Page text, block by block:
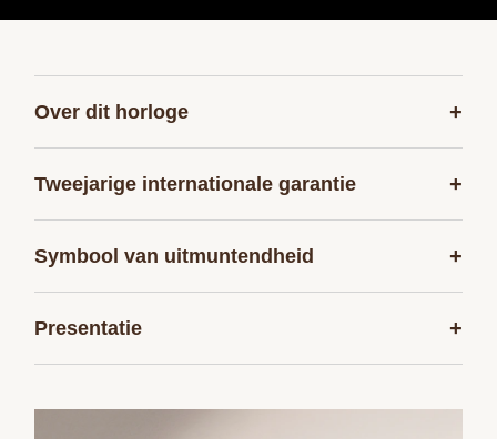
Over dit horloge +
Tweejarige internationale garantie +
Symbool van uitmuntendheid +
Presentatie +